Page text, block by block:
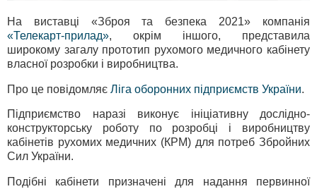
На виставці «Зброя та безпека 2021» компанія
«Телекарт-прилад», окрім іншого, представила
широкому загалу прототип рухомого медичного кабінету
власної розробки і виробництва.
Про це повідомляє Ліга оборонних підприємств України.
Підприємство наразі виконує ініціативну дослідно-
конструкторську роботу по розробці і виробництву
кабінетів рухомих медичних (КРМ) для потреб Збройних
Сил України.
Подібні кабінети призначені для надання первинної